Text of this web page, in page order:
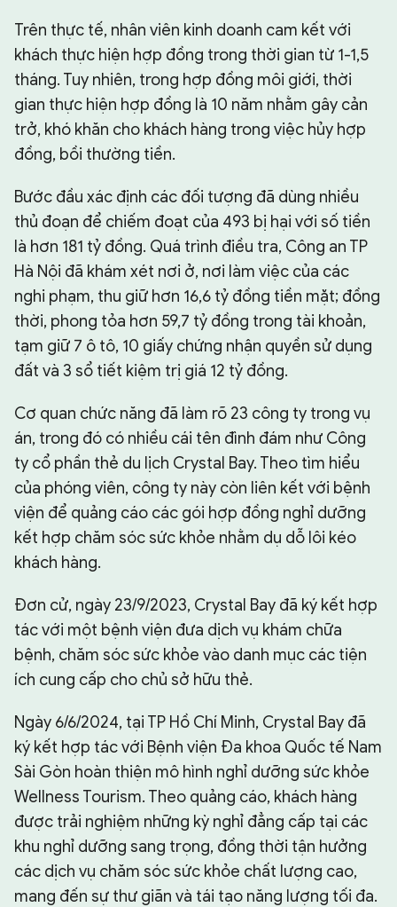
Trên thực tế, nhân viên kinh doanh cam kết với
khách thực hiện hợp đồng trong thời gian từ 1-1,5
tháng. Tuy nhiên, trong hợp đồng môi giới, thời
gian thực hiện hợp đồng là 10 năm nhằm gây cản
trở, khó khăn cho khách hàng trong việc hủy hợp
đồng, bồi thường tiền.
Bước đầu xác định các đối tượng đã dùng nhiều
thủ đoạn để chiếm đoạt của 493 bị hại với số tiền
là hơn 181 tỷ đồng. Quá trình điều tra, Công an TP
Hà Nội đã khám xét nơi ở, nơi làm việc của các
nghi phạm, thu giữ hơn 16,6 tỷ đồng tiền mặt; đồng
thời, phong tỏa hơn 59,7 tỷ đồng trong tài khoản,
tạm giữ 7 ô tô, 10 giấy chứng nhận quyền sử dụng
đất và 3 sổ tiết kiệm trị giá 12 tỷ đồng.
Cơ quan chức năng đã làm rõ 23 công ty trong vụ
án, trong đó có nhiều cái tên đình đám như Công
ty cổ phần thẻ du lịch Crystal Bay. Theo tìm hiểu
của phóng viên, công ty này còn liên kết với bệnh
viện để quảng cáo các gói hợp đồng nghỉ dưỡng
kết hợp chăm sóc sức khỏe nhằm dụ dỗ lôi kéo
khách hàng.
Đơn cử, ngày 23/9/2023, Crystal Bay đã ký kết hợp
tác với một bệnh viện đưa dịch vụ khám chữa
bệnh, chăm sóc sức khỏe vào danh mục các tiện
ích cung cấp cho chủ sở hữu thẻ.
Ngày 6/6/2024, tại TP Hồ Chí Minh, Crystal Bay đã
ký kết hợp tác với Bệnh viện Đa khoa Quốc tế Nam
Sài Gòn hoàn thiện mô hình nghỉ dưỡng sức khỏe
Wellness Tourism. Theo quảng cáo, khách hàng
được trải nghiệm những kỳ nghỉ đẳng cấp tại các
khu nghỉ dưỡng sang trọng, đồng thời tận hưởng
các dịch vụ chăm sóc sức khỏe chất lượng cao,
mang đến sự thư giãn và tái tạo năng lượng tối đa.